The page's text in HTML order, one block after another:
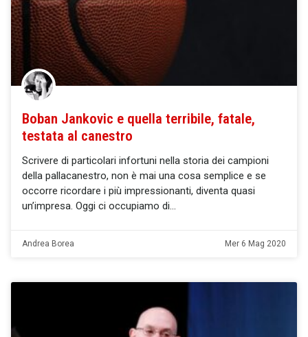
Boban Jankovic e quella terribile, fatale,
testata al canestro
Scrivere di particolari infortuni nella storia dei campioni
della pallacanestro, non è mai una cosa semplice e se
occorre ricordare i più impressionanti, diventa quasi
un’impresa. Oggi ci occupiamo di
Andrea Borea Mer 6 Mag 2020